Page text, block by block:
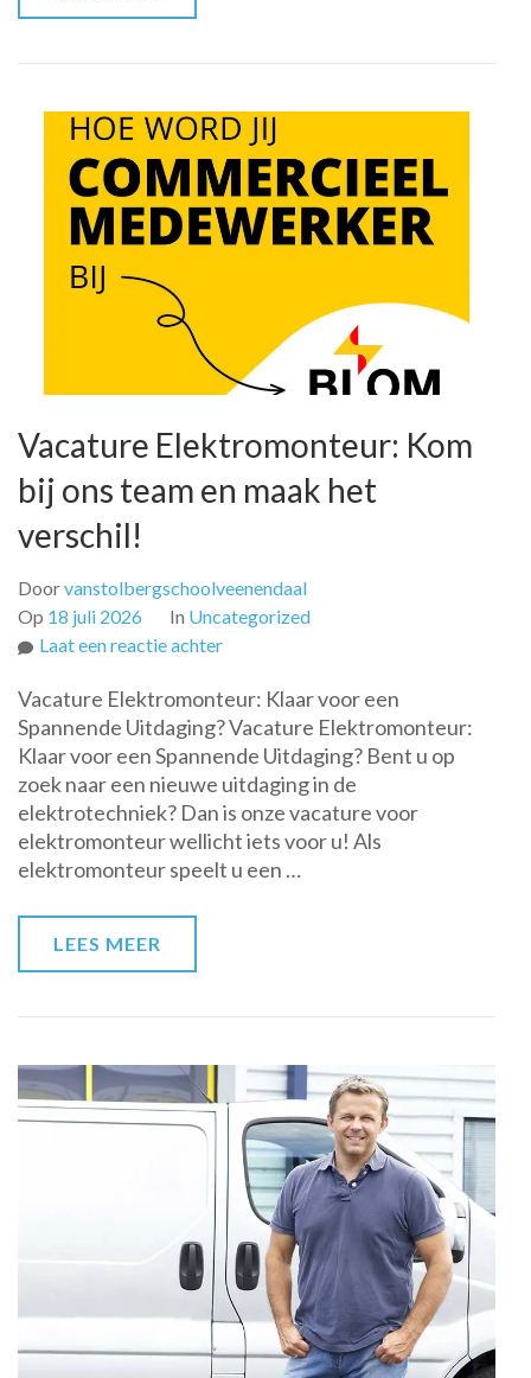
Vacature Elektromonteur: Kom
bij ons team en maak het
verschil!
Doorvanstolbergschoolveenendaal
Op 18 juli 2026 In Uncategorized
Laat een reactie achterop
Elektromonteur:
Kom
bij
ons
team
en
maak
Vacature Elektromonteur: Klaar voor een
Spannende Uitdaging? Vacature Elektromonteur:
Klaar voor een Spannende Uitdaging? Bent u op
zoek naar een nieuwe uitdaging in de
elektrotechniek? Dan is onze vacature voor
elektromonteur wellicht iets voor u! Als
elektromonteur speelt u een …
LEES MEER